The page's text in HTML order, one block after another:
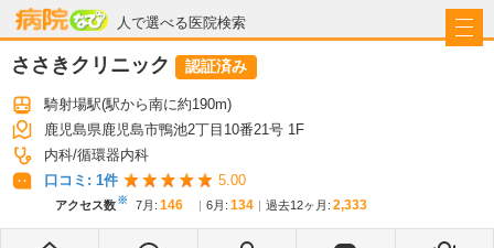
人で選べる医院検索
病院なび
ささきクリニック 認証済み
騎射場駅(駅から南に約190m)
鹿児島県鹿児島市鴨池2丁目10番21号 1F
内科 循環器内科
口コミ: 1件 5.00
アクセス数※ 7月 : 146 6月 : 134 過去12ヶ月: 2,333